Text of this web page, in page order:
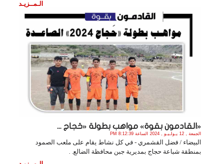
الـمــزيـد
«القادمون بقوة» مواهب بطولة «حَجاج ...
الجمعة , 12 يـولـيـو , 2024 الساعة 8:12:39 PM
البيضاء / فضل القشمري - في كل نشاط يقام على ملعب الصمود
بمنطقة شباعة حجاج بمديرية جبن محافظة الضالع. .